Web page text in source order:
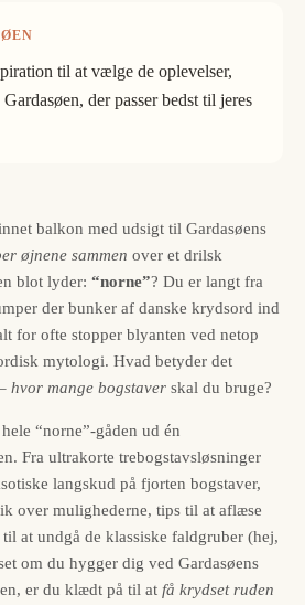
til at vælge de oplevelser,
der passer bedst til jeres
balkon med udsigt til Gardasøens
øjnene sammen over et drilsk
blot lyder: “norne”? Du er langt fra
der bunker af danske krydsord ind
for ofte stopper blyanten ved netop
mytologi. Hvad betyder det
hvor mange bogstaver skal du bruge?
“norne”-gåden ud én
Fra ultrakorte trebogstavsløsninger
langskud på fjorten bogstaver,
over mulighederne, tips til at aflæse
at undgå de klassiske faldgruber (hej,
om du hygger dig ved Gardasøens
er du klædt på til at få krydset ruden